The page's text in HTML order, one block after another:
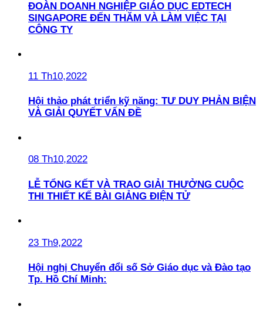
ĐOÀN DOANH NGHIỆP GIÁO DỤC EDTECH
SINGAPORE ĐẾN THĂM VÀ LÀM VIỆC TẠI
CÔNG TY
11 Th10,2022
Hội thảo phát triển kỹ năng: TƯ DUY PHẢN BIỆN
VÀ GIẢI QUYẾT VẤN ĐỀ
08 Th10,2022
LỄ TỔNG KẾT VÀ TRAO GIẢI THƯỞNG CUỘC
THI THIẾT KẾ BÀI GIẢNG ĐIỆN TỬ
23 Th9,2022
Hội nghị Chuyển đổi số Sở Giáo dục và Đào tạo
Tp. Hồ Chí Minh: